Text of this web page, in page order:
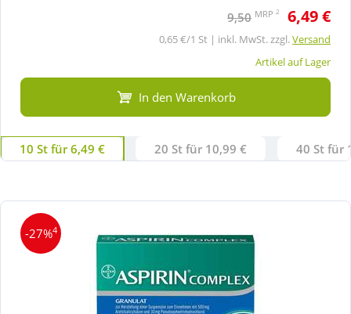
9,50 MRP 2 6,49 €
0,65 €/1 St | inkl. MwSt. zzgl.Versand
Artikel auf Lager
In den Warenkorb
10 St für 6,49 € 20 St für 10,99 € 40 St für
-27%4